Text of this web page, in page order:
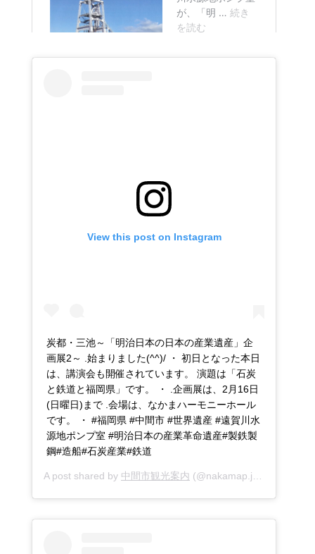
View this post on Instagram
炭都・三池～「明治日本の日本の産業遺産」企
画展2～ .始まりました(^^)/ ・ 初日となった本日
は、講演会も開催されています。 演題は「石炭
と鉄道と福岡県」です。 ・ .企画展は、2月16日
(日曜日)まで .会場は、なかまハーモニーホール
です。 ・ #福岡県 #中間市 #世界遺産 #遠賀川水
源地ポンプ室 #明治日本の産業革命遺産#製鉄製
鋼#造船#石炭産業#鉄道
A post shared by 中間市観光案内 (@nakamap.jp) on